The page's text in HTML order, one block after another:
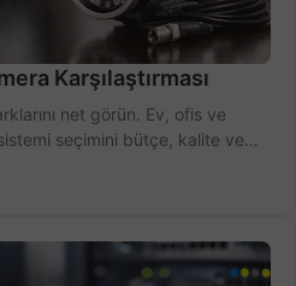
Karşılaştırması
net görün. Ev, ofis ve
seçimini bütçe, kalite ve